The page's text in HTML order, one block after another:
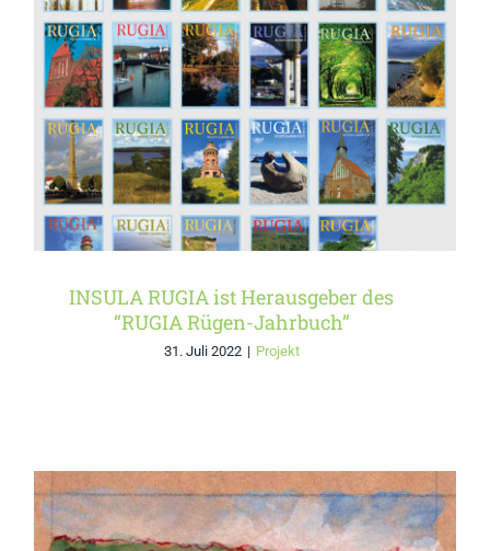
INSULA RUGIA ist
Herausgeber des “RUGIA
Rügen-Jahrbuch”
INSULA RUGIA ist Herausgeber des
“RUGIA Rügen-Jahrbuch”
31. Juli 2022 | Projekt